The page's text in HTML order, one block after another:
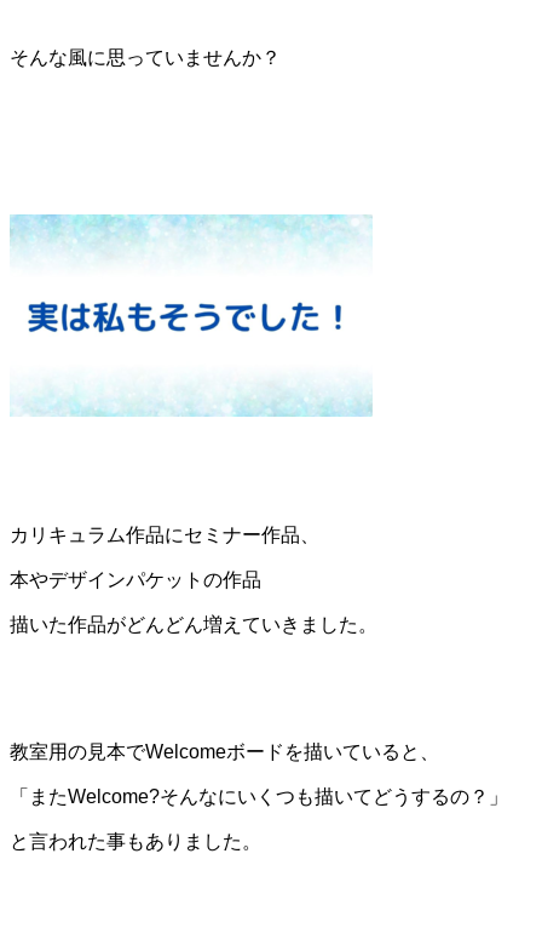
そんな風に思っていませんか？
カリキュラム作品にセミナー作品、
本やデザインパケットの作品
描いた作品がどんどん増えていきました。
教室用の見本でWelcomeボードを描いていると、
「またWelcome?そんなにいくつも描いてどうするの？」
と言われた事もありました。